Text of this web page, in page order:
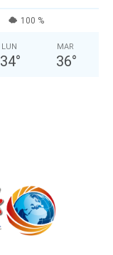
100 %
LUN
34°
MAR
36°